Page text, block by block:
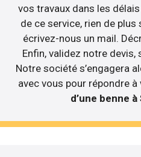
vos travaux dans les
de ce service, rien de
écrivez-nous un mail.
Enfin, validez notre
Notre société s’engagera
avec vous pour répondre
d’une benne